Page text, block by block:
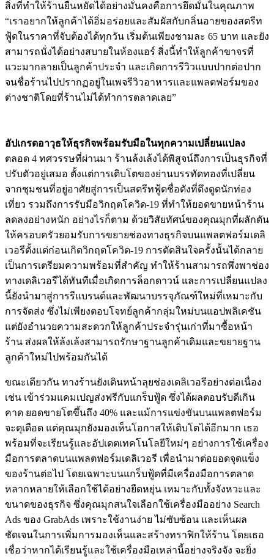
สิ่งที่ทำให้ร้านยืนหยัดได้อย่างมั่นคงคือการยึดมั่นในคุณภาพ
“เราอยากให้ลูกค้าได้อิ่มอร่อยและสัมผัสกับกลิ่นอายของสตรีท
ฟู้ดในราคาที่จับต้องได้ทุกวัน เริ่มต้นเพียงชามละ 65 บาท และยัง
สามารถนั่งได้อย่างสบายในห้องแอร์ สิ่งนี้ทำให้ลูกค้าขาจรที่
แวะมากลายเป็นลูกค้าประจำ และเกิดการรีวิวแบบปากต่อปาก
จนชื่อร้านไปปรากฏอยู่ในเพจรีวิวอาหารและแพลตฟอร์มของ
ต่างชาติโดยที่ร้านไม่ได้ทำการตลาดเลย”
อัปเกรดอาวุธให้ธุรกิจพร้อมรับมือในทุกความเปลี่ยนแปลง
ตลอด 4 ทศวรรษที่ผ่านมา ร้านล้งเล้งได้พิสูจน์ถึงการเป็นธุรกิจที่
ปรับตัวอยู่เสมอ ตั้งแต่การเติบโตของย่านบรรทัดทองที่เปลี่ยน
จากชุมชนที่อยู่อาศัยสู่การเป็นสตรีทฟู้ดชื่อดังที่ดึงดูดนักท่อง
เที่ยว รวมถึงการรับมือวิกฤตโควิด-19 ที่ทำให้ยอดขายหน้าร้าน
ลดลงอย่างหนัก อย่างไรก็ตาม ด้วยวิสัยทัศน์ของคุณมุกที่ผลักดัน
ให้ครอบครัวยอมรับการขยายช่องทางธุรกิจบนแพลตฟอร์มเดลิ
เวอรีตั้งแต่ก่อนเกิดวิกฤตโควิด-19 การตัดสินใจครั้งนั้นได้กลาย
เป็นการเตรียมความพร้อมที่สำคัญ ทำให้ร้านสามารถพึ่งพาช่อง
ทางเดลิเวอรีได้ทันทีเมื่อเกิดการล็อกดาวน์ และการเปลี่ยนแปลง
นี้ยังนำมาสู่การรีแบรนด์และพัฒนาบรรจุภัณฑ์ใหม่ที่เหมาะกับ
การจัดส่ง ซึ่งไม่เพียงตอบโจทย์ลูกค้ากลุ่มใหม่บนแอปพลิเคชัน
แต่ยังอำนวยความสะดวกให้ลูกค้าประจำรุ่นเก่าที่มาซื้อหน้า
ร้าน ส่งผลให้ล้งเล้งสามารถรักษาฐานลูกค้าเดิมและขยายฐาน
ลูกค้าใหม่ไปพร้อมกันได้
ขณะเดียวกัน ทางร้านยังเดินหน้าลุยช่องเดลิเวอรีอย่างต่อเนื่อง
เช่น เข้าร่วมแคมเปญส่งฟรีกับแกร็บฟู้ด ซึ่งได้ผลตอบรับดีเกิน
คาด ยอดขายโตขึ้นถึง 40% และแม้การแข่งขันบนแพลตฟอร์ม
จะดุเดือด แต่คุณมุกยังมองเห็นโอกาสให้เติบโตได้อีกมาก เธอ
พร้อมที่จะเรียนรู้และอัปเดตเทคโนโลยีใหม่ๆ อย่างการใช้เครื่อง
มือการตลาดบนแพลตฟอร์มเดลิเวอรี เพื่อนำมาต่อยอดจุดแข็ง
ของร้านต่อไป โดยเฉพาะบนแกร็บฟู้ดที่มีเครื่องมือการตลาด
หลากหลายให้เลือกใช้ได้อย่างยืดหยุ่น เหมาะกับทั้งจังหวะและ
ขนาดของธุรกิจ ซึ่งคุณมุกสนใจเลือกใช้เครื่องมืออย่าง Search
Ads ของ GrabAds เพราะใช้งานง่าย ไม่ซับซ้อน และเห็นผล
ชัดเจนในการเพิ่มการมองเห็นและสร้างทราฟิกให้ร้าน โดยเธอ
เชื่อว่าหากได้เรียนรู้และใช้เครื่องมือเหล่านี้อย่างจริงจัง จะยิ่ง